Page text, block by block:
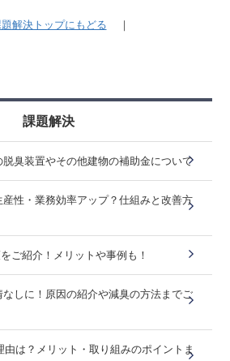
解決トップにもどる ｜
課題解決
臭装置やその他建物の補助金について
性・業務効率アップ？仕組みと改善方
ご紹介！メリットや事例も！
しに！原因の紹介や減臭の方法までご
は？メリット・取り組みのポイントま